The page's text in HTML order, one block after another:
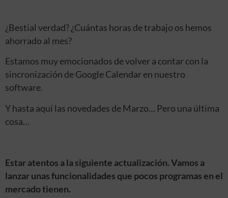
¿Bestial verdad? ¿Cuántas horas de trabajo os hemos
ahorrado al mes?
Estamos muy emocionados de volver a contar con la
sincronización de Google Calendar en nuestro
software.
Y hasta aquí las novedades de Marzo… Pero una última
cosa…
Estar atentos a la siguiente actualización. Vamos a
lanzar unas funcionalidades que pocos programas en el
mercado tienen.